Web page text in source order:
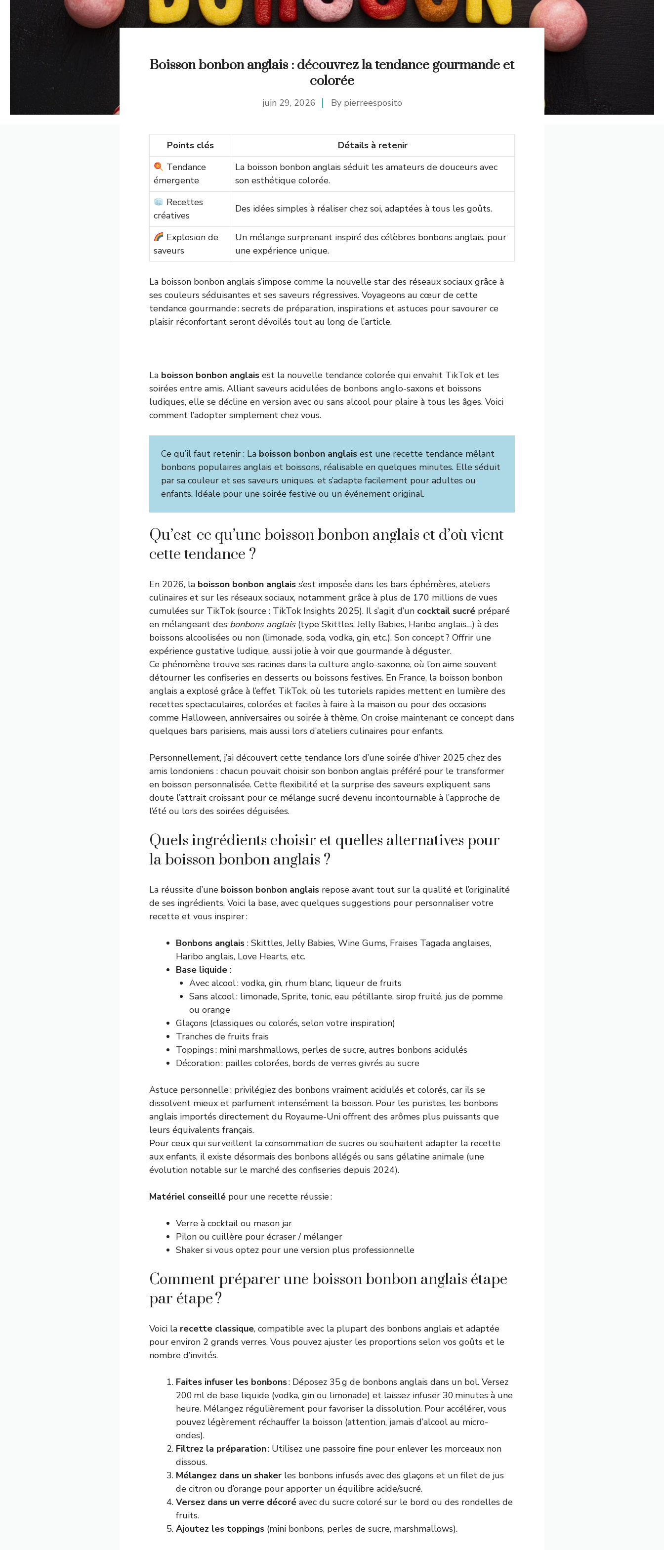
Boisson bonbon anglais : découvrez la tendance gourmande et
colorée
juin 29, 2026 By pierreesposito
Points clés
Détails à retenir
Tendance
émergente
La boisson bonbon anglais séduit les amateurs de douceurs avec
son esthétique colorée.
Recettes
créatives
Des idées simples à réaliser chez soi, adaptées à tous les goûts.
Explosion de
saveurs
Un mélange surprenant inspiré des célèbres bonbons anglais, pour
une expérience unique.
La boisson bonbon anglais s’impose comme la nouvelle star des réseaux sociaux grâce à
ses couleurs séduisantes et ses saveurs régressives. Voyageons au cœur de cette
tendance gourmande : secrets de préparation, inspirations et astuces pour savourer ce
plaisir réconfortant seront dévoilés tout au long de l’article.
La boisson bonbon anglais est la nouvelle tendance colorée qui envahit TikTok et les
soirées entre amis. Alliant saveurs acidulées de bonbons anglo-saxons et boissons
ludiques, elle se décline en version avec ou sans alcool pour plaire à tous les âges. Voici
comment l’adopter simplement chez vous.
Ce qu’il faut retenir : La boisson bonbon anglais est une recette tendance mêlant
bonbons populaires anglais et boissons, réalisable en quelques minutes. Elle séduit
par sa couleur et ses saveurs uniques, et s’adapte facilement pour adultes ou
enfants. Idéale pour une soirée festive ou un événement original.
Qu’est-ce qu’une boisson bonbon anglais et d’où vient
cette tendance ?
En 2026, la boisson bonbon anglais s’est imposée dans les bars éphémères, ateliers
culinaires et sur les réseaux sociaux, notamment grâce à plus de 170 millions de vues
cumulées sur TikTok (source : TikTok Insights 2025). Il s’agit d’un cocktail sucré préparé
en mélangeant des bonbons anglais(type Skittles, Jelly Babies, Haribo anglais…) à des
boissons alcoolisées ou non (limonade, soda, vodka, gin, etc.). Son concept ? Offrir une
expérience gustative ludique, aussi jolie à voir que gourmande à déguster.
Ce phénomène trouve ses racines dans la culture anglo-saxonne, où l’on aime souvent
détourner les confiseries en desserts ou boissons festives. En France, la boisson bonbon
anglais a explosé grâce à l’effet TikTok, où les tutoriels rapides mettent en lumière des
recettes spectaculaires, colorées et faciles à faire à la maison ou pour des occasions
comme Halloween, anniversaires ou soirée à thème. On croise maintenant ce concept dans
quelques bars parisiens, mais aussi lors d’ateliers culinaires pour enfants.
Personnellement, j’ai découvert cette tendance lors d’une soirée d’hiver 2025 chez des
amis londoniens : chacun pouvait choisir son bonbon anglais préféré pour le transformer
en boisson personnalisée. Cette flexibilité et la surprise des saveurs expliquent sans
doute l’attrait croissant pour ce mélange sucré devenu incontournable à l’approche de
l’été ou lors des soirées déguisées.
Quels ingrédients choisir et quelles alternatives pour
la boisson bonbon anglais ?
La réussite d’une boisson bonbon anglais repose avant tout sur la qualité et l’originalité
de ses ingrédients. Voici la base, avec quelques suggestions pour personnaliser votre
recette et vous inspirer :
Bonbons anglais : Skittles, Jelly Babies, Wine Gums, Fraises Tagada anglaises,
Haribo anglais, Love Hearts, etc.
Base liquide :
Avec alcool : vodka, gin, rhum blanc, liqueur de fruits
Sans alcool : limonade, Sprite, tonic, eau pétillante, sirop fruité, jus de pomme
ou orange
Glaçons (classiques ou colorés, selon votre inspiration)
Tranches de fruits frais
Toppings : mini marshmallows, perles de sucre, autres bonbons acidulés
Décoration : pailles colorées, bords de verres givrés au sucre
Astuce personnelle : privilégiez des bonbons vraiment acidulés et colorés, car ils se
dissolvent mieux et parfument intensément la boisson. Pour les puristes, les bonbons
anglais importés directement du Royaume-Uni offrent des arômes plus puissants que
leurs équivalents français.
Pour ceux qui surveillent la consommation de sucres ou souhaitent adapter la recette
aux enfants, il existe désormais des bonbons allégés ou sans gélatine animale (une
évolution notable sur le marché des confiseries depuis 2024).
Matériel conseillé pour une recette réussie :
Verre à cocktail ou mason jar
Pilon ou cuillère pour écraser / mélanger
Shaker si vous optez pour une version plus professionnelle
Comment préparer une boisson bonbon anglais étape
par étape ?
Voici la recette classique, compatible avec la plupart des bonbons anglais et adaptée
pour environ 2 grands verres. Vous pouvez ajuster les proportions selon vos goûts et le
nombre d’invités.
Faites infuser les bonbons: Déposez 35 g de bonbons anglais dans un bol. Versez
200 ml de base liquide (vodka, gin ou limonade) et laissez infuser 30 minutes à une
heure. Mélangez régulièrement pour favoriser la dissolution. Pour accélérer, vous
pouvez légèrement réchauffer la boisson (attention, jamais d’alcool au micro-
ondes).
Filtrez la préparation: Utilisez une passoire fine pour enlever les morceaux non
dissous.
Mélangez dans un shaker les bonbons infusés avec des glaçons et un filet de jus
de citron ou d’orange pour apporter un équilibre acide/sucré.
Versez dans un verre décoré avec du sucre coloré sur le bord ou des rondelles de
fruits.
Ajoutez les toppings (mini bonbons, perles de sucre, marshmallows).